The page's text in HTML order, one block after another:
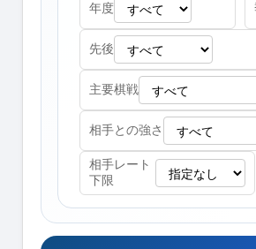
年度
先後
主要棋戦
相手との強さ
相手レート
下限